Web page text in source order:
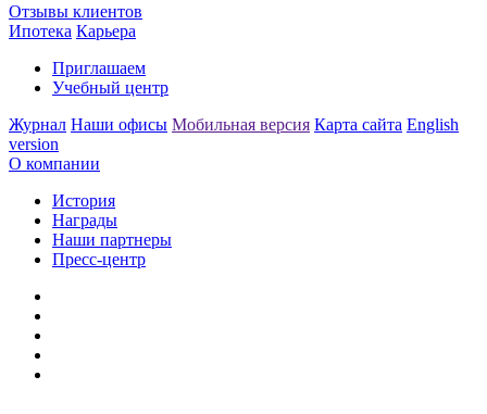
Отзывы клиентов
Ипотека Карьера
Приглашаем
Учебный центр
Журнал Наши офисы Мобильная версия Карта сайта English
version
О компании
История
Награды
Наши партнеры
Пресс-центр